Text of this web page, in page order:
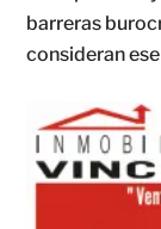
barreras
consideran